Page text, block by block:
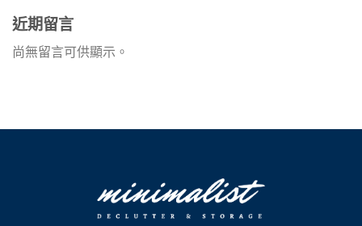
近期留言
尚無留言可供顯示。